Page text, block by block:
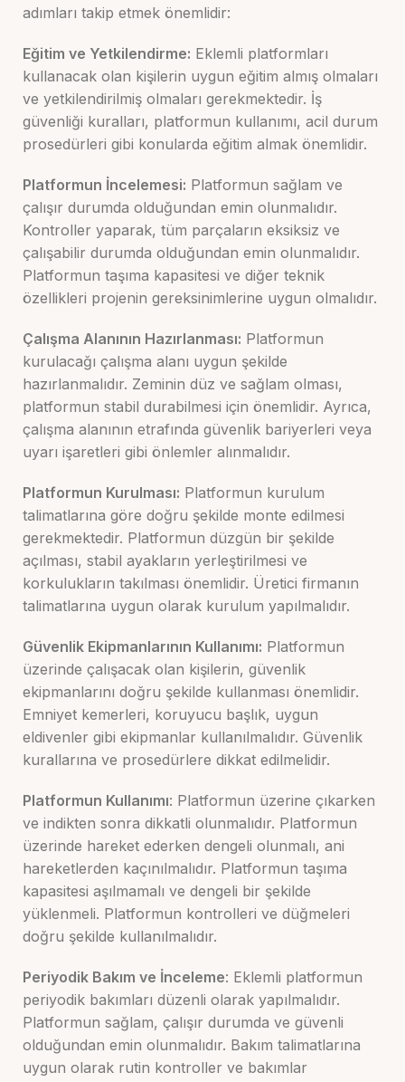
adımları takip etmek önemlidir:
Eğitim ve Yetkilendirme: Eklemli platformları
kullanacak olan kişilerin uygun eğitim almış olmaları
ve yetkilendirilmiş olmaları gerekmektedir. İş
güvenliği kuralları, platformun kullanımı, acil durum
prosedürleri gibi konularda eğitim almak önemlidir.
Platformun İncelemesi: Platformun sağlam ve
çalışır durumda olduğundan emin olunmalıdır.
Kontroller yaparak, tüm parçaların eksiksiz ve
çalışabilir durumda olduğundan emin olunmalıdır.
Platformun taşıma kapasitesi ve diğer teknik
özellikleri projenin gereksinimlerine uygun olmalıdır.
Çalışma Alanının Hazırlanması: Platformun
kurulacağı çalışma alanı uygun şekilde
hazırlanmalıdır. Zeminin düz ve sağlam olması,
platformun stabil durabilmesi için önemlidir. Ayrıca,
çalışma alanının etrafında güvenlik bariyerleri veya
uyarı işaretleri gibi önlemler alınmalıdır.
Platformun Kurulması: Platformun kurulum
talimatlarına göre doğru şekilde monte edilmesi
gerekmektedir. Platformun düzgün bir şekilde
açılması, stabil ayakların yerleştirilmesi ve
korkulukların takılması önemlidir. Üretici firmanın
talimatlarına uygun olarak kurulum yapılmalıdır.
Güvenlik Ekipmanlarının Kullanımı: Platformun
üzerinde çalışacak olan kişilerin, güvenlik
ekipmanlarını doğru şekilde kullanması önemlidir.
Emniyet kemerleri, koruyucu başlık, uygun
eldivenler gibi ekipmanlar kullanılmalıdır. Güvenlik
kurallarına ve prosedürlere dikkat edilmelidir.
Platformun Kullanımı: Platformun üzerine çıkarken
ve indikten sonra dikkatli olunmalıdır. Platformun
üzerinde hareket ederken dengeli olunmalı, ani
hareketlerden kaçınılmalıdır. Platformun taşıma
kapasitesi aşılmamalı ve dengeli bir şekilde
yüklenmeli. Platformun kontrolleri ve düğmeleri
doğru şekilde kullanılmalıdır.
Periyodik Bakım ve İnceleme: Eklemli platformun
periyodik bakımları düzenli olarak yapılmalıdır.
Platformun sağlam, çalışır durumda ve güvenli
olduğundan emin olunmalıdır. Bakım talimatlarına
uygun olarak rutin kontroller ve bakımlar